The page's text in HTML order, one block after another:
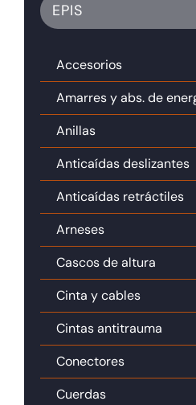
EPIS
Accesorios
Amarres y abs. de
Anillas
Anticaídas deslizantes
Anticaídas retráctiles
Arneses
Cascos de altura
Cinta y cables
Cintas antitrauma
Conectores
Cuerdas